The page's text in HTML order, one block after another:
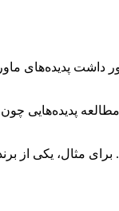
داشت پدیده‌های
مطالعه پدیده‌هایی چون
مثال، یکی از